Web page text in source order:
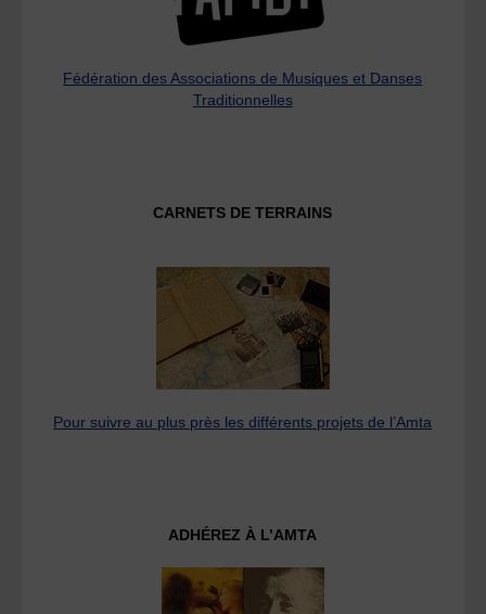
Fédération des Associations de Musiques et Danses
Traditionnelles
CARNETS DE TERRAINS
Pour suivre au plus près les différents projets de l’Amta
ADHÉREZ À L’AMTA